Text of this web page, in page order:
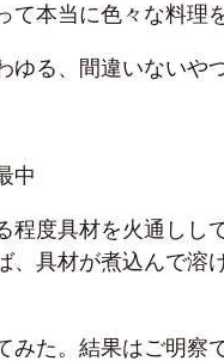
本当に色々な料理
る、間違いないや
中
程度具材を火通しし
、具材が煮込んで溶
みた。結果はご明察